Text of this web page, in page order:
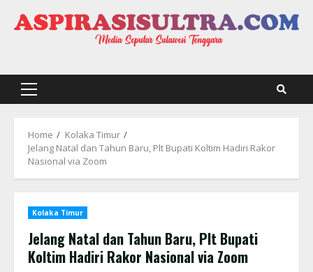
Primary
Home
Kolaka Timur
Jelang Natal dan Tahun Baru, Plt Bupati Koltim Hadiri Rakor
Nasional via Zoom
Kolaka Timur
Jelang Natal dan Tahun Baru, Plt Bupati
Koltim Hadiri Rakor Nasional via Zoom